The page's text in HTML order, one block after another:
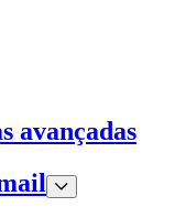
avançadas